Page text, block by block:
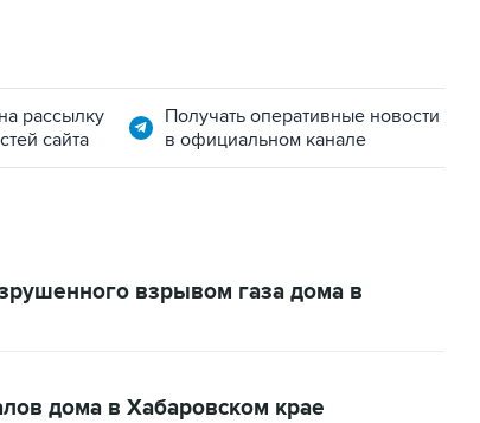
рассылку
сайта
Получать оперативные новости
в официальном канале
взрывом газа дома в
дома в Хабаровском крае